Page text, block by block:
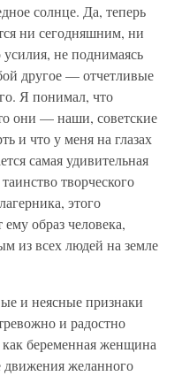
солнце. Да, теперь
ни сегодняшним, ни
не поднимаясь
другое — отчетливые
Я понимал, что
они — наши, советские
и что у меня на глазах
самая удивительная
творческого
этого
образ человека,
из всех людей на земле
и неясные признаки
и радостно
беременная женщина
движения желанного